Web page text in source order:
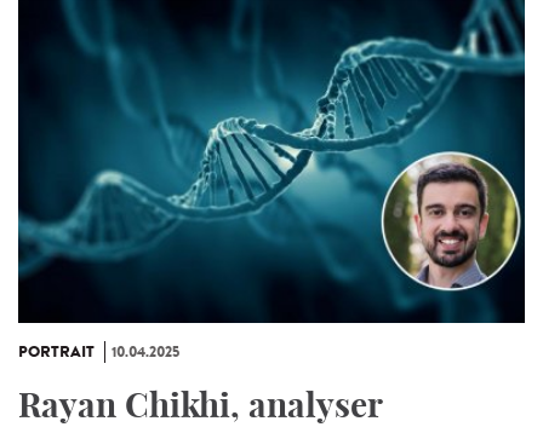
PORTRAIT 10.04.2025
Rayan Chikhi, analyser